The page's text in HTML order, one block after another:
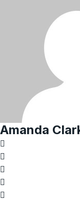
Amanda